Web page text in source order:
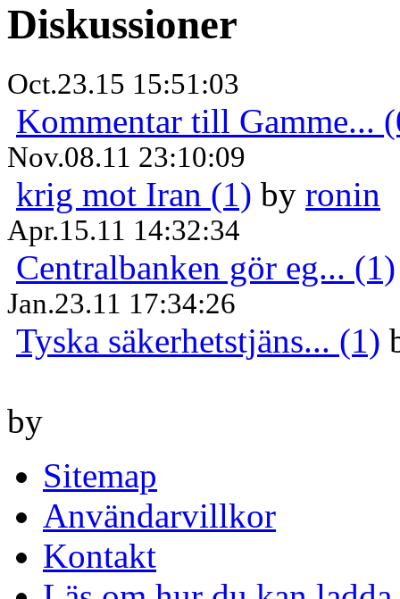
Diskussioner
Oct.23.15 15:51:03
Kommentar till Gamme...
Nov.08.11 23:10:09
krig mot Iran (1) by ronin
Apr.15.11 14:32:34
Centralbanken gör eg... (1)
Jan.23.11 17:34:26
Tyska säkerhetstjäns... (1)
by
Sitemap
Användarvillkor
Kontakt